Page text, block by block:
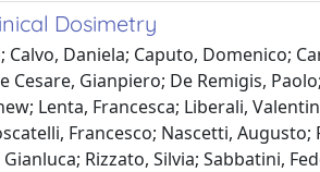
Dosimetry
Daniela; Caputo, Domenico;
Gianpiero; De Remigis,
Lenta, Francesca; Liberali,
Francesco; Nascetti, Augusto;
Rizzato, Silvia; Sabbatini,